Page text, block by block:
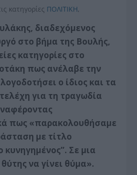
κατηγορίες ΠΟΛΙΤΙΚΗ,
διαδεχόμενος
στο βήμα της Βουλής,
κατηγορίες στο
πως ανέλαβε την
ο ίδιος και τα
για τη τραγωδία
πως «παρακολουθήσαμε
με τίτλο
Σε μια
να γίνει θύμα».